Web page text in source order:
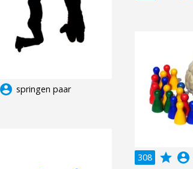
account_circle springen paar
308 grade account_circle